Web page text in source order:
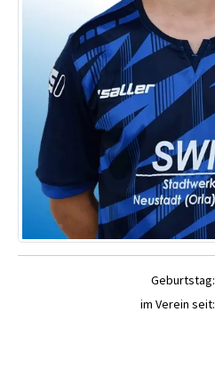
Geburtstag:
im Verein seit: